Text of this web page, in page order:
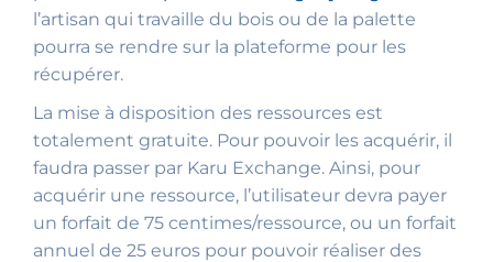
l’artisan qui travaille du bois ou de la palette
pourra se rendre sur la plateforme pour les
récupérer.
La mise à disposition des ressources est
totalement gratuite. Pour pouvoir les acquérir, il
faudra passer par Karu Exchange. Ainsi, pour
acquérir une ressource, l’utilisateur devra payer
un forfait de 75 centimes/ressource, ou un forfait
annuel de 25 euros pour pouvoir réaliser des